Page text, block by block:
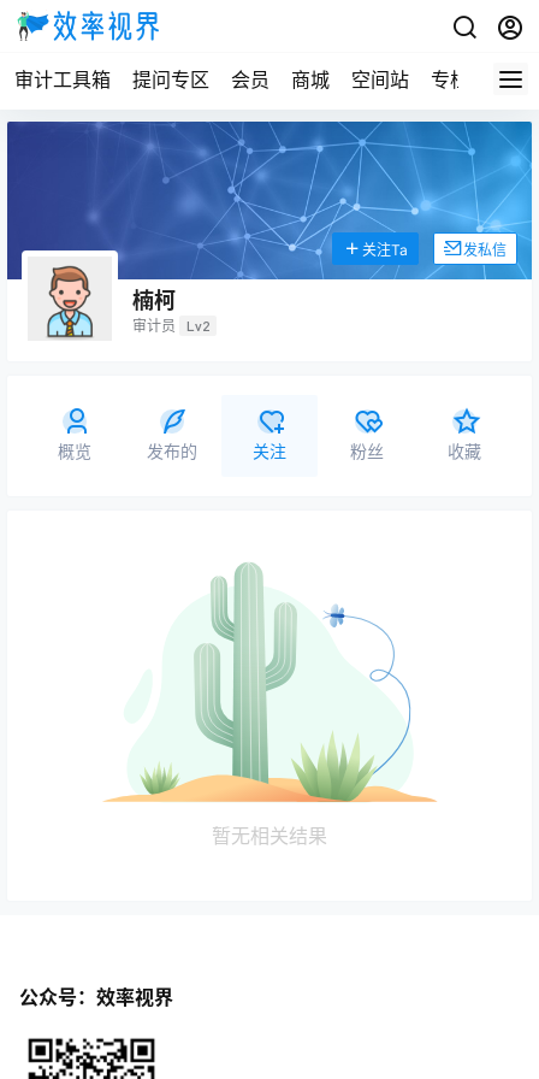
审计工具箱 提问专区 会员 商城 空间站 专栏
楠柯
审计员 Lv2
关注Ta 发私信
概览 发布的 关注 粉丝 收藏
暂无相关结果
公众号：效率视界